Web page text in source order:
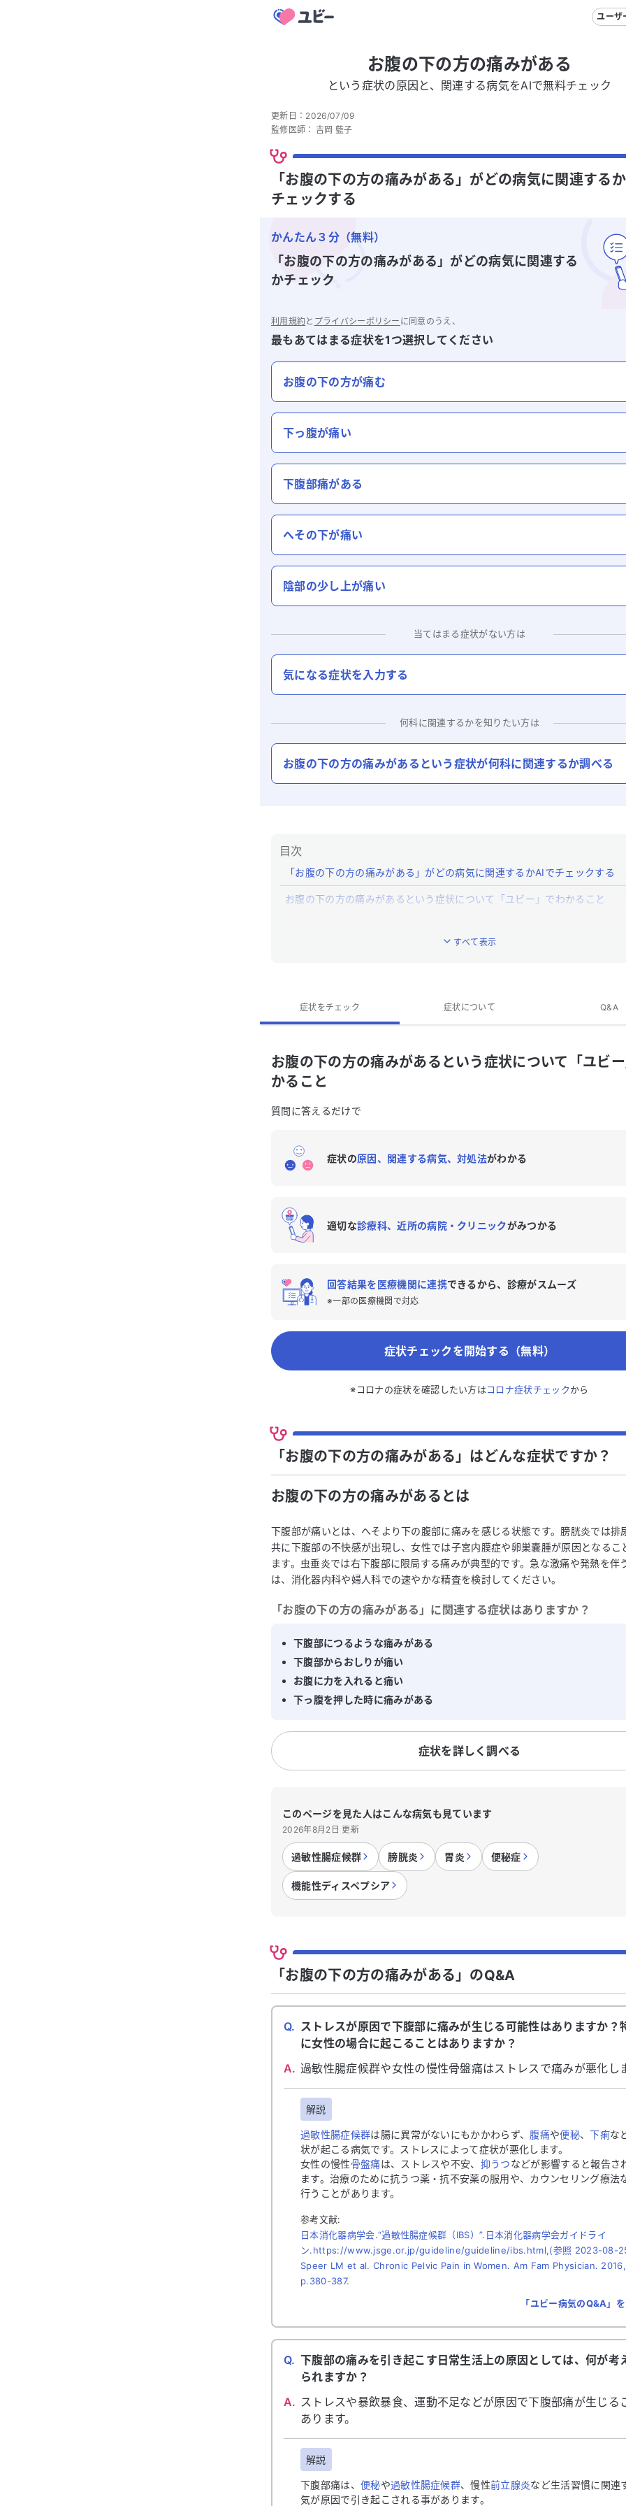
ユーザ
お腹の下の方の痛みがある
という症状の原因と、関連する病気をAIで無料チェック
更新日： 2026/07/09
監修医師： 吉岡 藍子
「お腹の下の方の痛みがある」がどの病気に関連する
チェックする
かんたん３分（無料）
「お腹の下の方の痛みがある」 がどの病気に関連する
かチェック
利用規約と プライバシーポリシー に同意のうえ、
最もあてはまる症状を1つ選択してください
お腹の下の方が痛む
下っ腹が痛い
下腹部痛がある
へその下が痛い
陰部の少し上が痛い
当てはまる症状がない方は
気になる症状を入力する
何科に関連するかを知りたい方は
お腹の下の方の痛みがある という症状が何科に関連するか調べる
目次
「お腹の下の方の痛みがある」がどの病気に関連するかAIでチェックする
お腹の下の方の痛みがあるという症状について「ユビー」でわかること
すべて表示
症状をチェック 症状について Q&A
お腹の下の方の痛みがあるという症状について「ユビ
かること
質問に答えるだけで
症状の原因、関連する病気、対処法がわかる
適切な診療科、近所の病院・クリニックがみつかる
回答結果を医療機関に連携できるから、診療がスムーズ
※一部の医療機関で対応
症状チェックを開始する（無料）
※コロナの症状を確認したい方はコロナ症状チェックから
「お腹の下の方の痛みがある」はどんな症状ですか？
お腹の下の方の痛みがある とは
下腹部が痛いとは、へそより下の腹部に痛みを感じる状態です。膀胱炎では排
共に下腹部の不快感が出現し、女性では子宮内膜症や卵巣嚢腫が原因となるこ
ます。虫垂炎では右下腹部に限局する痛みが典型的です。急な激痛や発熱を伴
は、消化器内科や婦人科での速やかな精査を検討してください。
「お腹の下の方の痛みがある 」に関連する症状はありますか？
下腹部につるような痛みがある
下腹部からおしりが痛い
お腹に力を入れると痛い
下っ腹を押した時に痛みがある
症状を詳しく調べる
このページを見た人はこんな病気も見ています
2026年8月2日 更新
過敏性腸症候群 膀胱炎 胃炎 便秘症
機能性ディスペプシア
「お腹の下の方の痛みがある」のQ&A
Q. ストレスが原因で下腹部に痛みが生じる可能性はありますか？
に女性の場合に起こることはありますか？
A. 過敏性腸症候群や女性の慢性骨盤痛はストレスで痛みが悪化し
解説
過敏性腸症候群は腸に異常がないにもかかわらず、 腹痛や便秘、下痢な
状が起こる病気です。ストレスによって症状が悪化します。
女性の慢性骨盤痛は、ストレスや不安、 抑うつなどが影響すると報告さ
ます。治療のために抗うつ薬・抗不安薬の服用や、カウンセリング療法
行うことがあります。
参考文献:
日本消化器病学会.“過敏性腸症候群（IBS）”.日本消化器病学会ガイドライ
ン.https://www.jsge.or.jp/guideline/guideline/ibs.html,(参照 2023-08-
Speer LM et al. Chronic Pelvic Pain in Women. Am Fam Physician.
p.380-387.
「ユビー病気のQ&A」
Q. 下腹部の痛みを引き起こす日常生活上の原因としては、何が考
られますか？
A. ストレスや暴飲暴食、運動不足などが原因で下腹部痛が生じる
あります。
解説
下腹部痛は、 便秘や過敏性腸症候群、慢性前立腺炎など生活習慣に関連
気が原因で引き起こされる事があります。